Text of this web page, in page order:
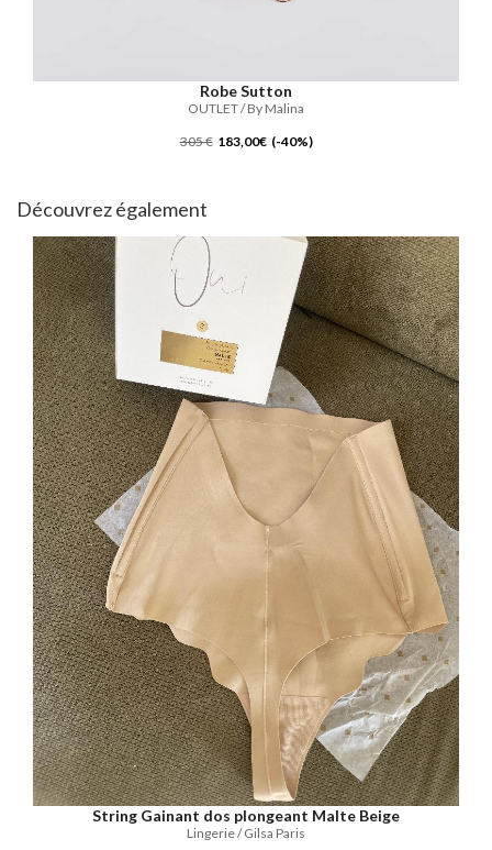
Robe Sutton
OUTLET / By Malina
305 € 183,00€ (-40%)
Découvrez également
String Gainant dos plongeant Malte Beige
Lingerie / Gilsa Paris